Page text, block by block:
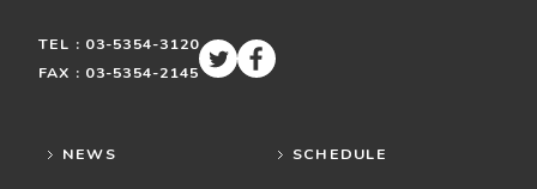
TEL : 03-5354-3120
FAX : 03-5354-2145
NEWS SCHEDULE